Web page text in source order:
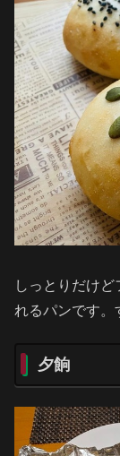
しっとりだけ
れるパンです。
夕餉